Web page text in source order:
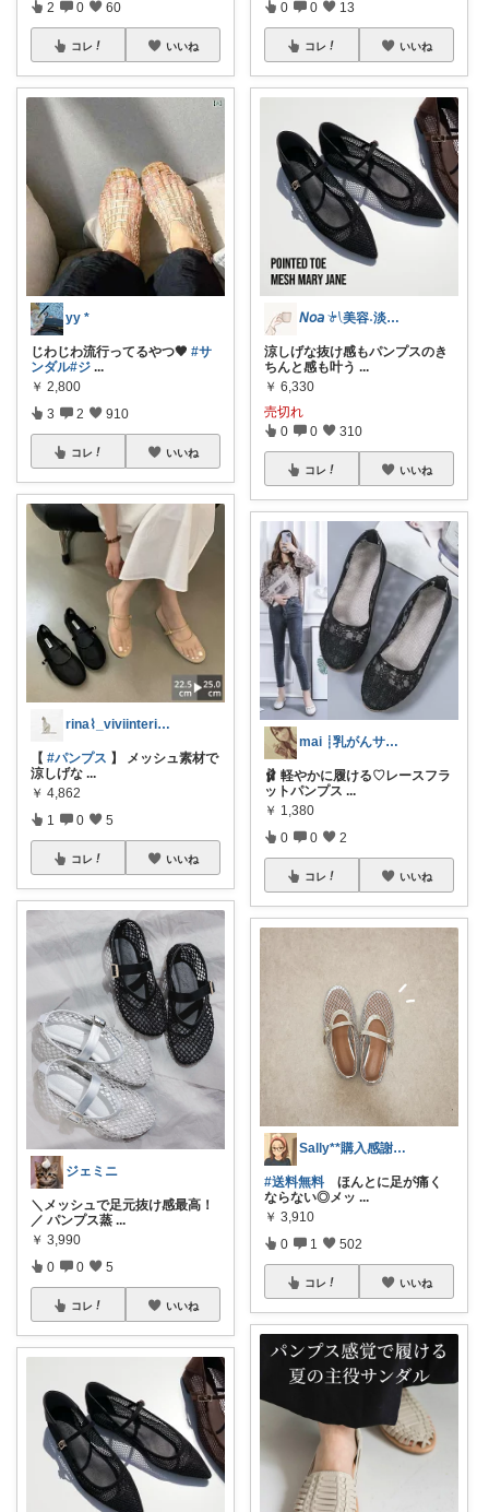
2 0 60
コレ いいね
yy *
じわじわ流行ってるやつ🖤 #サ
ンダル#ジ ...
￥ 2,800
3 2 910
コレ いいね
rina⌇_viviinterior_
【 #パンプス 】 メッシュ素材で
涼しげな ...
￥ 4,862
1 0 5
コレ いいね
ジェミニ
＼メッシュで足元抜け感最高！
／ パンプス蒸 ...
￥ 3,990
0 0 5
コレ いいね
0 0 13
コレ いいね
𝘕𝘰𝘢 𓍯美容˖淡色˖グレージュ
涼しげな抜け感もパンプスのき
ちんと感も叶う ...
￥ 6,330
売切れ
0 0 310
コレ いいね
mai ┊乳がんサバイバー × 癒し
🩰 軽やかに履ける♡レースフラ
ットパンプス ...
￥ 1,380
0 0 2
コレ いいね
Sally**購入感謝です☺︎!
#送料無料 ほんとに足が痛く
ならない◎メッ ...
￥ 3,910
0 1 502
コレ いいね